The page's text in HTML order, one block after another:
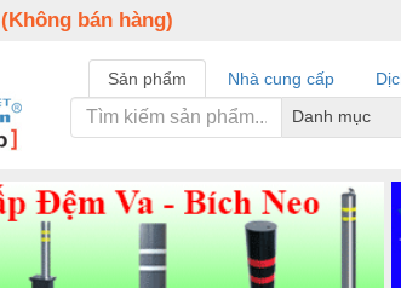
(Không bán hàng)
Sản phẩm Nhà cung cấp
Danh mục